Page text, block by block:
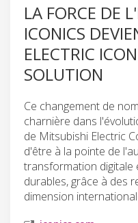
LA FORCE DE
ICONICS
ELECTRIC
SOLUTION
Ce changement de
charnière dans
de Mitsubishi Electric
d'être à la pointe de
transformation digitale
durables, grâce à des
dimension